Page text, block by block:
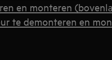
en monteren
te demonteren en